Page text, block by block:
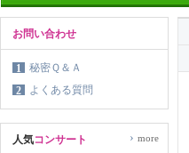
お問い合わせ
1
秘密Ｑ＆Ａ
2
よくある質問
人気コンサート › more